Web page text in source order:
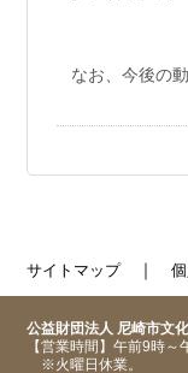
なお、今後の
サイトマップ｜
公益財団法人 尼崎市文
【営業時間】午前9時
※火曜日休業。